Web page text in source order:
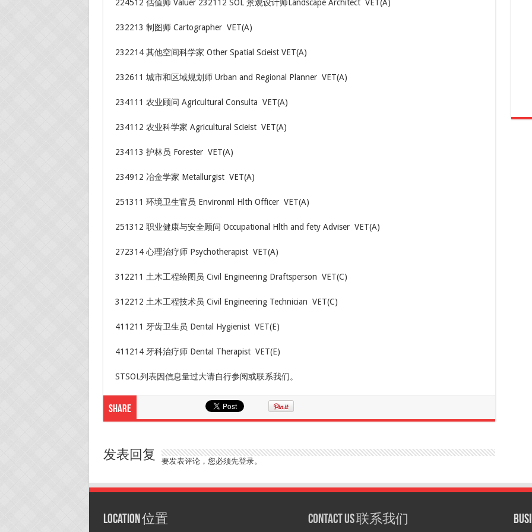
224512 估值师 Valuer 232112 SOL 景观设计师Landscape Architect VET(A)
232213 制图师 Cartographer VET(A)
232214 其他空间科学家 Other Spatial Scieist VET(A)
232611 城市和区域规划师 Urban and Regional Planner ​ VET(A)
234111 农业顾问 Agricultural Consulta ​ VET(A)
234112 农业科学家 Agricultural Scieist ​ VET(A)
234113 护林员 Forester VET(A)
234912 冶金学家 Metallurgist VET(A)
251311 环境卫生官员 Environml Hlth Officer ​ VET(A)
251312 职业健康与安全顾问 Occupational Hlth and fety Adviser ​ VET(A)
272314 心理治疗师 Psychotherapist VET(A)
312211 土木工程绘图员 Civil Engineering Draftsperson ​ VET(C)
312212 土木工程技术员 Civil Engineering Technician ​ VET(C)
411211 牙齿卫生员 Dental Hygienist VET(E)
411214 牙科治疗师 Dental Therapist ​ VET(E)
STSOL列表因信息量过大请自行参阅或联系我们。
Share
发表回复 要发表评论，您必须先登录。
Location 位置 Contact us 联系我们